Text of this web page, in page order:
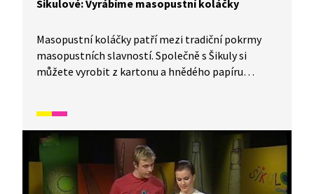
Šikulové: Vyrábíme masopustní koláčky
Masopustní koláčky patří mezi tradiční pokrmy
masopustních slavností. Společně s Šikuly si
můžete vyrobit z kartonu a hnědého papíru
k tomu potřebovat: papírové talířky, šablonu,
tužku, disperzní lepidlo, rýži, čočku, mák, nůžky,
hnědý a bílý papír a štětec.